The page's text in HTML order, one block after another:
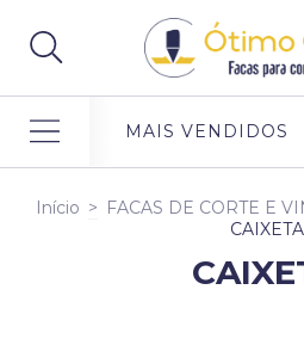
MAIS VENDIDOS
Início > FACAS DE CORTE E
CAIXETA